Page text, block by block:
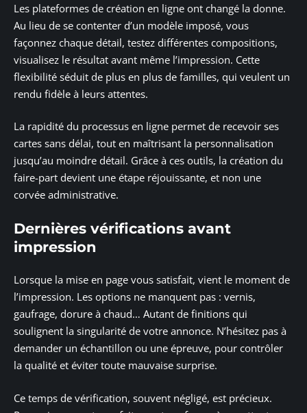
Les plateformes de création en ligne ont changé la donne.
Au lieu de se contenter d’un modèle imposé, vous
façonnez chaque détail, testez différentes compositions,
visualisez le résultat avant même l’impression. Cette
flexibilité séduit de plus en plus de familles, qui veulent un
rendu fidèle à leurs attentes.
La rapidité du processus en ligne permet de recevoir ses
cartes sans délai, tout en maîtrisant la personnalisation
jusqu’au moindre détail. Grâce à ces outils, la création du
faire-part devient une étape réjouissante, et non une
corvée administrative.
Dernières vérifications avant
impression
Lorsque la mise en page vous satisfait, vient le moment de
l’impression. Les options ne manquent pas : vernis,
gaufrage, dorure à chaud… Autant de finitions qui
soulignent la singularité de votre annonce. N’hésitez pas à
demander un échantillon ou une épreuve, pour contrôler
la qualité et éviter toute mauvaise surprise.
Ce temps de vérification, souvent négligé, est précieux.